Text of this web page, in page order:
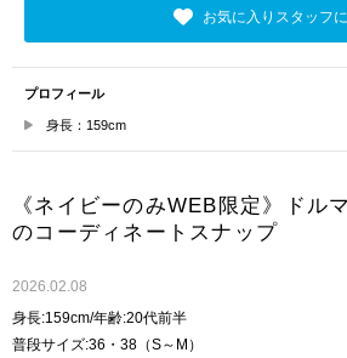
お気に入りスタッフ
プロフィール
身長：159cm
《ネイビーのみWEB限定》ドル
のコーディネートスナップ
2026.02.08
身長:159cm/年齢:20代前半
普段サイズ:36・38（S～M）